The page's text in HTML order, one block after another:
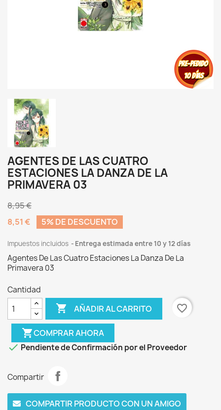
AGENTES DE LAS CUATRO
ESTACIONES LA DANZA DE LA
PRIMAVERA 03
8,95 €
8,51 €
5% DE DESCUENTO
Impuestos incluidos Entrega estimada entre 10 y 12 días
Agentes De Las Cuatro Estaciones La Danza De La
Primavera 03
Cantidad
 AÑADIR AL CARRITO favorite_border
shopping_cartCOMPRAR AHORA
 Pendiente de Confirmación por el Proveedor
Compartir
COMPARTIR PRODUCTO CON UN AMIGO